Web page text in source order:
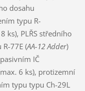
dosahu
typu R-
ks), PLŘS středního
77E (AA-12 Adder)
IČ
6 ks), protizemní
typu typu Ch-29L